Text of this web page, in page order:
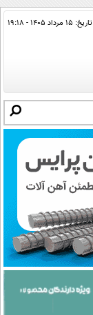
تاریخ: ۱۵ مرداد ۱۴۰۵ - ۱۹:۱۸